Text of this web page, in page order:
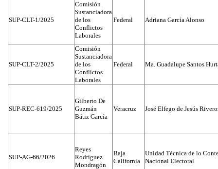
SUP-CLT-1/2025
Comisión
Sustanciadora
de los
Conflictos
Laborales
Federal Adriana García Alonso
SUP-CLT-2/2025
Comisión
Sustanciadora
de los
Conflictos
Laborales
Federal Ma. Guadalupe Santos
SUP-REC-619/2025
Gilberto De
Guzmán
Bátiz García
Veracruz José Elfego de Jesús
SUP-AG-66/2026
Reyes
Rodríguez
Mondragón
Baja
California
Unidad Técnica de lo
Nacional Electoral